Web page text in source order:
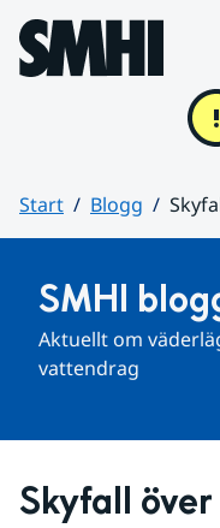
Hoppa till sidans innehåll
Start Blogg
SMHI
Aktuellt om
vattendrag
Skyfall